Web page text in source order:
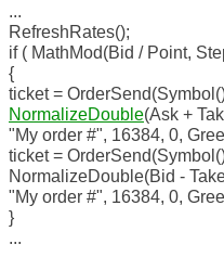
...
RefreshRates();
if ( MathMod(Bid / Point,
{
ticket =
NormalizeDouble(Ask +
"My order #", 16384, 0,
ticket =
NormalizeDouble(Bid -
"My order #", 16384, 0,
}
...